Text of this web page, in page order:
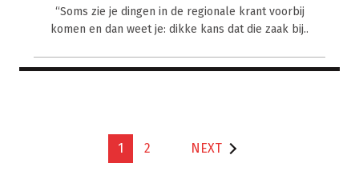
“Soms zie je dingen in de regionale krant voorbij
komen en dan weet je: dikke kans dat die zaak bij..
1 2 NEXT